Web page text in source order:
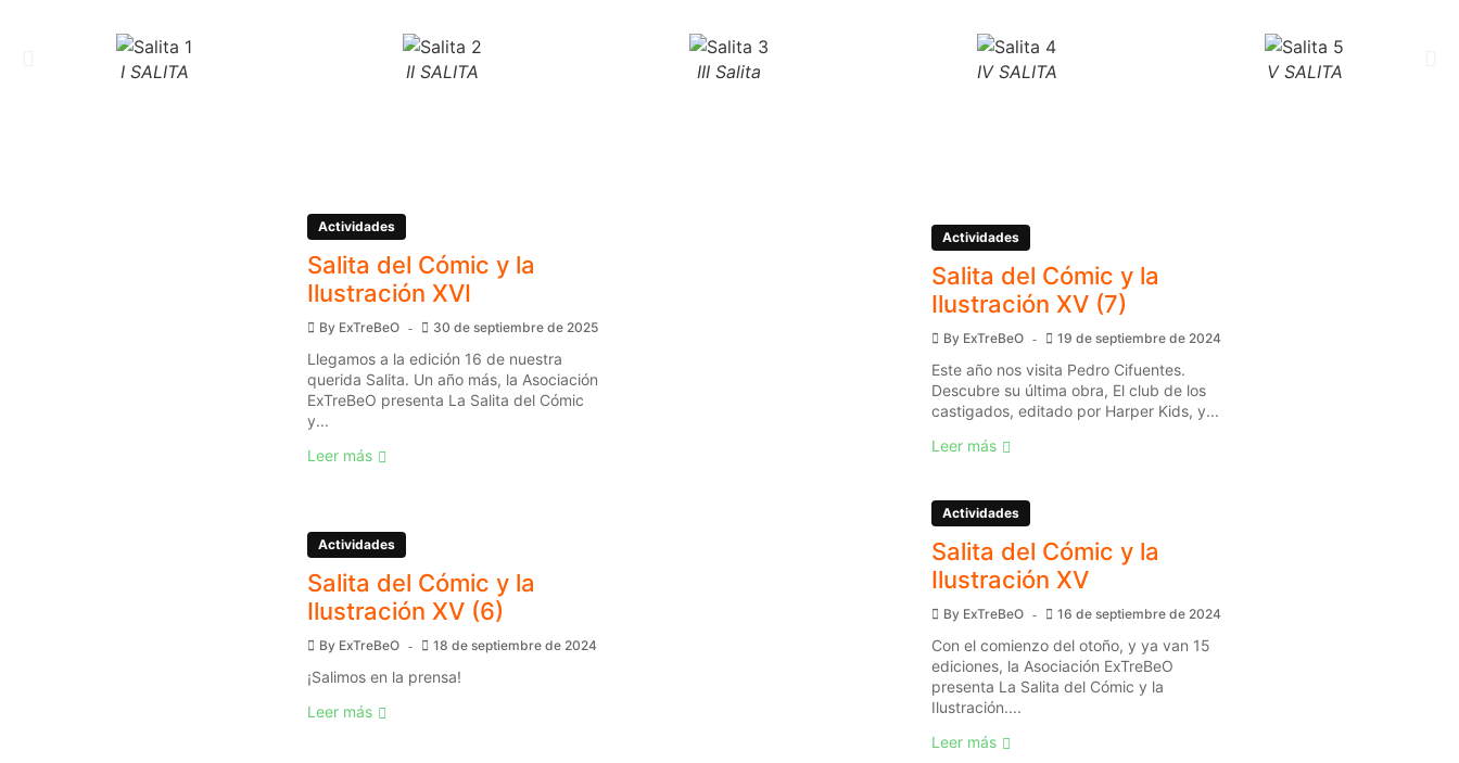
I SALITA II SALITA III Salita IV SALITA V SALITA
Actividades
Salita del Cómic y la
Ilustración XVI
By ExTreBeO 30 de septiembre de 2025
Llegamos a la edición 16 de nuestra
querida Salita. Un año más, la Asociación
ExTreBeO presenta La Salita del Cómic
y...
Leer más
Actividades
Salita del Cómic y la
Ilustración XV (7)
By ExTreBeO 19 de septiembre de 2024
Este año nos visita Pedro Cifuentes.
Descubre su última obra, El club de los
castigados, editado por Harper Kids, y...
Leer más
Actividades
Salita del Cómic y la
Ilustración XV (6)
By ExTreBeO 18 de septiembre de 2024
¡Salimos en la prensa!
Leer más
Actividades
Salita del Cómic y la
Ilustración XV
By ExTreBeO 16 de septiembre de 2024
Con el comienzo del otoño, y ya van 15
ediciones, la Asociación ExTreBeO
presenta La Salita del Cómic y la
Ilustración....
Leer más